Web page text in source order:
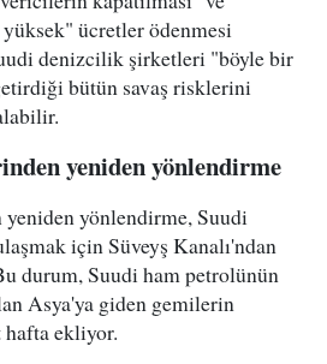
ücretler ödenmesi
denizcilik şirketleri "böyle bir
bütün savaş risklerini
yeniden yönlendirme
yönlendirme, Suudi
için Süveyş Kanalı'ndan
durum, Suudi ham petrolünün
Asya'ya giden gemilerin
ekliyor.